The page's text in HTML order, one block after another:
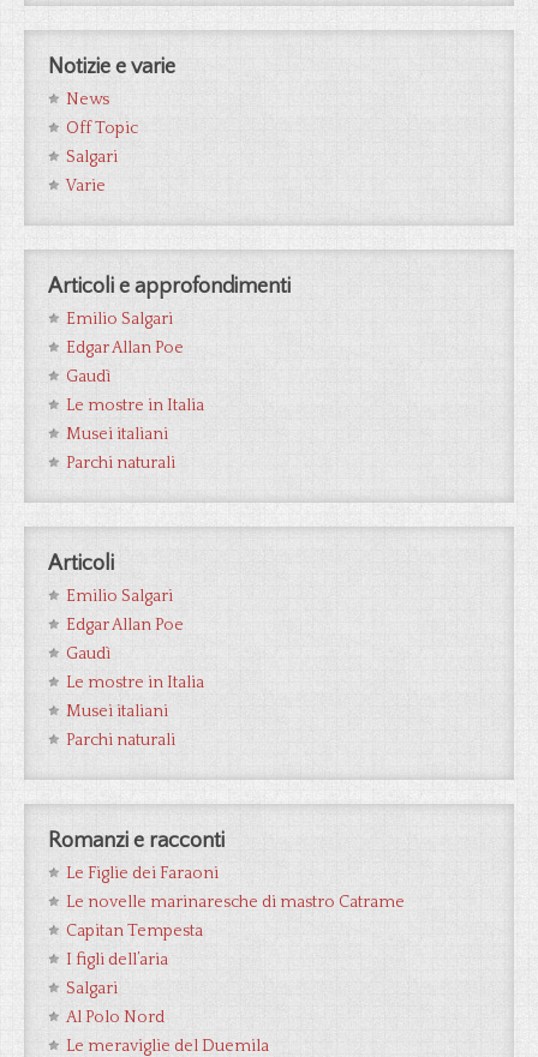
Notizie e varie
News
Off Topic
Salgari
Varie
Articoli e approfondimenti
Emilio Salgari
Edgar Allan Poe
Gaudì
Le mostre in Italia
Musei italiani
Parchi naturali
Articoli
Emilio Salgari
Edgar Allan Poe
Gaudì
Le mostre in Italia
Musei italiani
Parchi naturali
Romanzi e racconti
Le Figlie dei Faraoni
Le novelle marinaresche di mastro Catrame
Capitan Tempesta
I figli dell’aria
Salgari
Al Polo Nord
Le meraviglie del Duemila